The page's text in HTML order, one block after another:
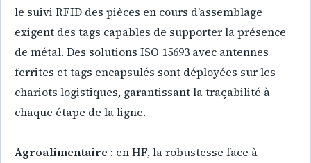
le suivi RFID des pièces en cours d’assemblage
exigent des tags capables de supporter la présence
de métal. Des solutions ISO 15693 avec antennes
ferrites et tags encapsulés sont déployées sur les
chariots logistiques, garantissant la traçabilité à
chaque étape de la ligne.
Agroalimentaire : en HF, la robustesse face à